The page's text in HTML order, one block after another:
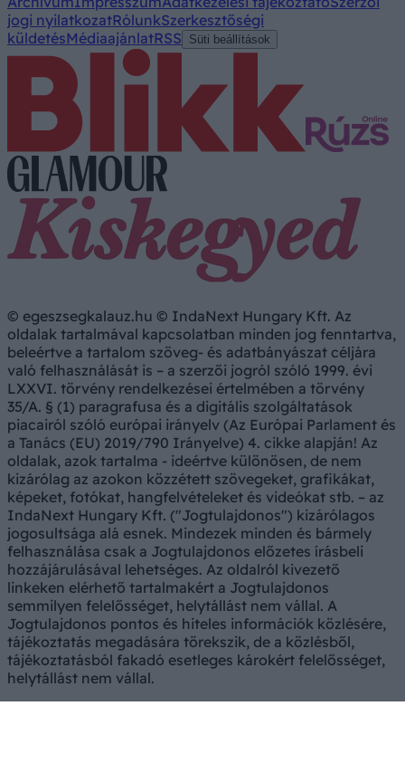
jogi nyilatkozatRólunkSzerkesztőségi
küldetésMédiaajánlatRSS Süti beállítások
© egeszsegkalauz.hu © IndaNext Hungary Kft. Az
oldalak tartalmával kapcsolatban minden jog fenntartva,
beleértve a tartalom szöveg- és adatbányászat céljára
való felhasználását is – a szerzői jogról szóló 1999. évi
LXXVI. törvény rendelkezései értelmében a törvény
35/A. § (1) paragrafusa és a digitális szolgáltatások
piacairól szóló európai irányelv (Az Európai Parlament és
a Tanács (EU) 2019/790 Irányelve) 4. cikke alapján! Az
oldalak, azok tartalma - ideértve különösen, de nem
kizárólag az azokon közzétett szövegeket, grafikákat,
képeket, fotókat, hangfelvételeket és videókat stb. – az
IndaNext Hungary Kft. ("Jogtulajdonos") kizárólagos
jogosultsága alá esnek. Mindezek minden és bármely
felhasználása csak a Jogtulajdonos előzetes írásbeli
hozzájárulásával lehetséges. Az oldalról kivezető
linkeken elérhető tartalmakért a Jogtulajdonos
semmilyen felelősséget, helytállást nem vállal. A
Jogtulajdonos pontos és hiteles információk közlésére,
tájékoztatás megadására törekszik, de a közlésből,
tájékoztatásból fakadó esetleges károkért felelősséget,
helytállást nem vállal.